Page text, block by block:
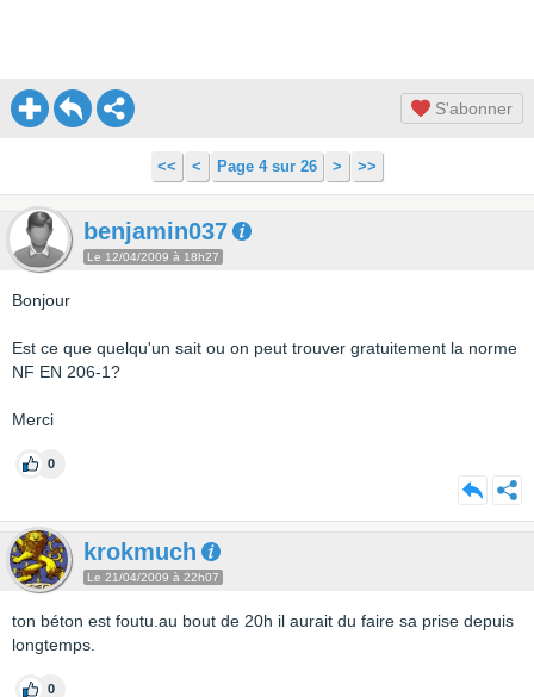
S'abonner
<< < Page 4 sur 26 > >>
benjamin037
Le 12/04/2009 à 18h27
Bonjour
Est ce que quelqu'un sait ou on peut trouver gratuitement la norme
NF EN 206-1?
Merci
0
krokmuch
Le 21/04/2009 à 22h07
ton béton est foutu.au bout de 20h il aurait du faire sa prise depuis
longtemps.
0